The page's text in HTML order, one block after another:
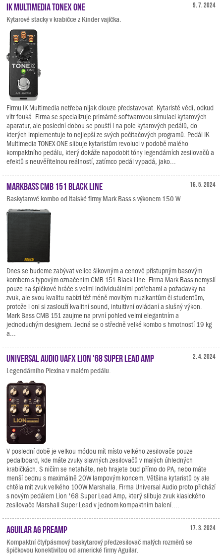
9. 7. 2024
IK Multimedia TONEX ONE
Kytarové stacky v krabičce z Kinder vajíčka.
Firmu IK Multimedia netřeba nijak dlouze představovat. Kytaristé vědí, odkud
vítr fouká. Firma se specializuje primárně softwarovou simulaci kytarových
aparatur, ale poslední dobou se pouští i na pole kytarových pedálů, do
kterých implementuje to nejlepší ze svých počítačových programů. Pedál IK
Multimedia TONEX ONE slibuje kytaristům revoluci v podobě malého
kompaktního pedálu, který dokáže napodobit tóny legendárních zesilovačů a
efektů s neuvěřitelnou reálností, zatímco pedál vypadá, jako...
16. 5. 2024
Markbass CMB 151 Black Line
Baskytarové kombo od italské firmy Mark Bass s výkonem 150 W.
Dnes se budeme zabývat velice šikovným a cenově přístupným basovým
kombem s typovým označením CMB 151 Black Line. Firma Mark Bass nemyslí
pouze na špičkové hráče s velmi individuálními potřebami a požadavky na
zvuk, ale svou kvalitu nabízí též méně movitým muzikantům či studentům,
protože i oni si zaslouží kvalitní sound, intuitivní ovládaní a slušný výkon.
Mark Bass CMB 151 zaujme na první pohled velmi elegantním a
jednoduchým designem. Jedná se o středně velké kombo s hmotností 19 kg
a...
2. 4. 2024
Universal Audio UAFX Lion '68 Super Lead Amp
Legendárního Plexina v malém pedálu.
V poslední době je velkou módou mít místo velkého zesilovače pouze
pedalboard, kde máte zvuky slavných zesilovačů v malých úhledných
krabičkách. S ničím se netaháte, neb hrajete buď přímo do PA, nebo máte
menší bednu s maximálně 20W lampovým koncem. Většina kytaristů by ale
chtěla mít zvuk velkého 100W Marshalla. Firma Universal Audio proto přichází
s novým pedálem Lion '68 Super Lead Amp, který slibuje zvuk klasického
zesilovače Marshall Super Lead v jednom kompaktním balení....
17. 3. 2024
Aguilar AG Preamp
Kompaktní čtyřpásmový baskytarový předzesilovač malých rozměrů se
špičkovou konektivitou od americké firmy Aguilar.